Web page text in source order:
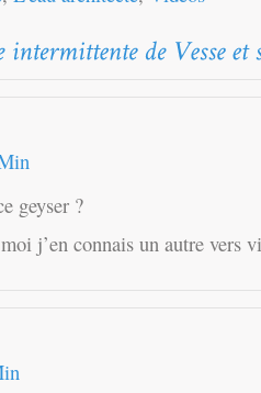
geyser ?
j’en connais un autre vers